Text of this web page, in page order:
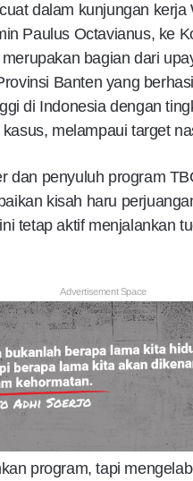
dalam kunjungan kerja
Paulus Octavianus, ke
bagian dari
Banten yang
di Indonesia dengan
melampaui target
dan penyuluh program
kisah haru
tetap aktif menjalankan
Advertisement Space
program, tapi